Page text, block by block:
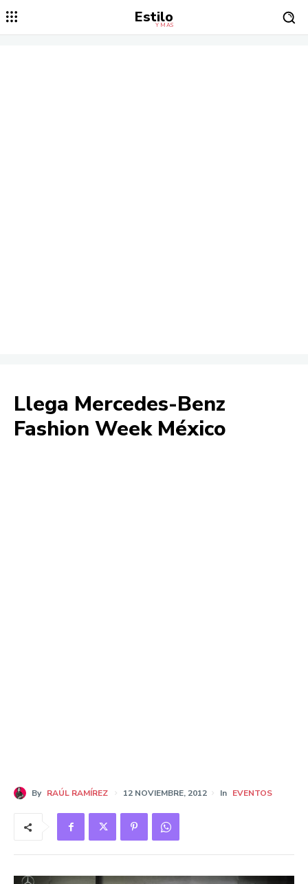
Estilo
Y MÁS
Llega Mercedes-Benz
Fashion Week México
By RAÚL RAMÍREZ 12 NOVIEMBRE, 2012 In EVENTOS